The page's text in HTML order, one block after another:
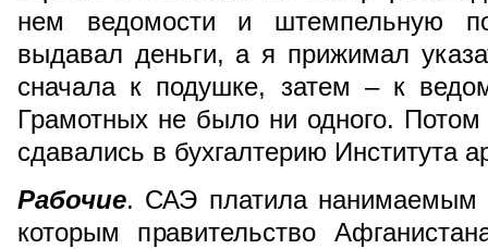
нем ведомости и штемпельную
выдавал деньги, а я прижимал
сначала к подушке, затем – к
Грамотных не было ни одного.
сдавались в бухгалтерию Института
Рабочие. САЭ платила нанимаемым
которым правительство